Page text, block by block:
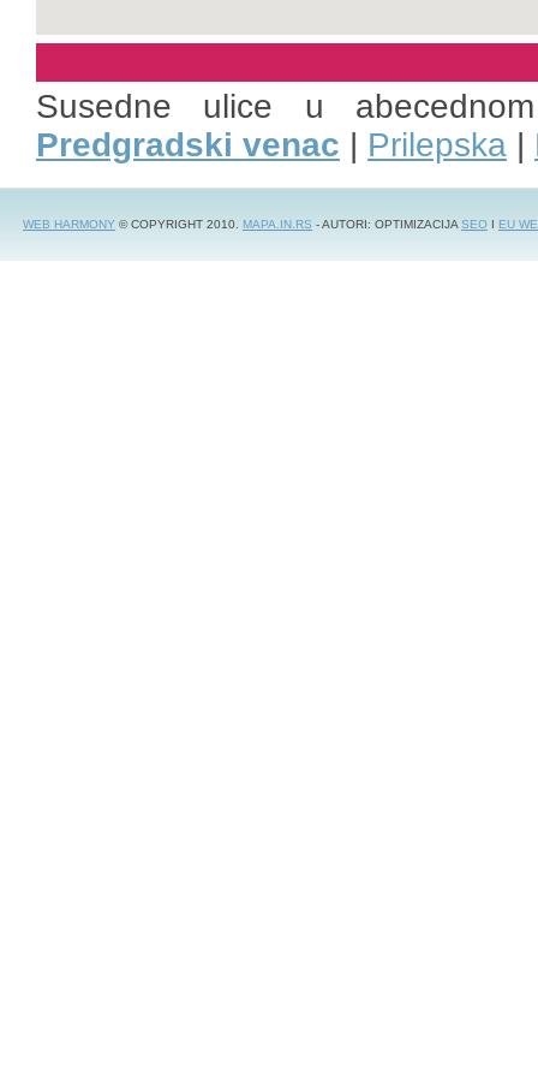
Susedne ulice u
Predgradski venac | Prilepska |
WEB HARMONY © COPYRIGHT 2010. MAPA.IN.RS - AUTORI: OPTIMIZACIJASEO I EU